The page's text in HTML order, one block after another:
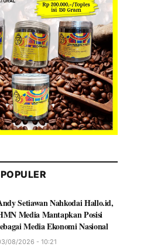
Setiawan Nahkodai Hallo.id,
Media Mantapkan Posisi
Media Ekonomi Nasional
08/2026 - 10:21